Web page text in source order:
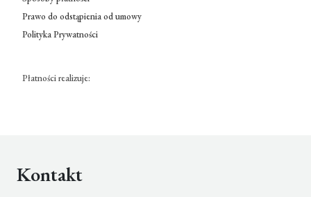
Prawo do odstąpienia od umowy
Polityka Prywatności
Płatności realizuje:
Kontakt